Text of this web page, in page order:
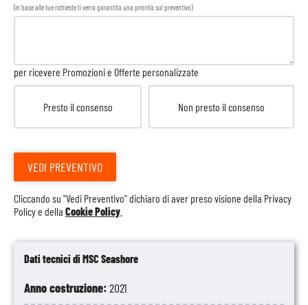
Dati tecnici di MSC Seashore
Anno costruzione:2021
(in base alle tue richieste ti verrà garantita una priorità sul preventivo)
per ricevere Promozioni e Offerte personalizzate
Presto il consenso Non presto il consenso
VEDI PREVENTIVO
Cliccando su "Vedi Preventivo" dichiaro di aver preso visione della Privacy
Policye della Cookie Policy